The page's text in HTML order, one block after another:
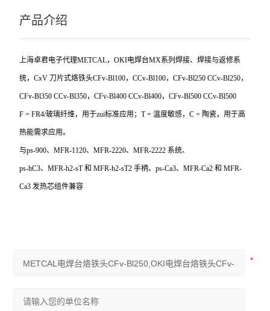
产品介绍
上海卓君电子代理METCAL，OKI电焊台MX系列焊接、焊接与返修系
统，CxV 刀片式烙铁头CFv-Bl100，CCv-Bl100，CFv-Bl250 CCv-Bl250，
CFv-Bl350 CCv-Bl350，CFv-Bl400 CCv-Bl400，CFv-Bl500 CCv-Bl500
F = FR4/玻璃纤维，用于zui标准应用；T = 温度敏感，C = 陶瓷，用于高
热能需求应用。
与ps-900、MFR-1120、MFR-2220、MFR-2222 系统、
ps-hC3、MFR-h2-sT 和 MFR-h2-sT2 手柄、ps-Ca3、MFR-Ca2 和 MFR-
Ca3 发热芯组件兼容